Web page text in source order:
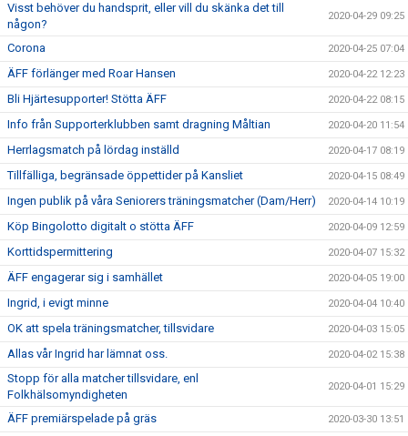
Visst behöver du handsprit, eller vill du skänka det till
någon?
2020-04-29 09:25
Corona 2020-04-25 07:04
ÄFF förlänger med Roar Hansen 2020-04-22 12:23
Bli Hjärtesupporter! Stötta ÄFF 2020-04-22 08:15
Info från Supporterklubben samt dragning Måltian 2020-04-20 11:54
Herrlagsmatch på lördag inställd 2020-04-17 08:19
Tillfälliga, begränsade öppettider på Kansliet 2020-04-15 08:49
Ingen publik på våra Seniorers träningsmatcher (Dam/Herr) 2020-04-14 10:19
Köp Bingolotto digitalt o stötta ÄFF 2020-04-09 12:59
Korttidspermittering 2020-04-07 15:32
ÄFF engagerar sig i samhället 2020-04-05 19:00
Ingrid, i evigt minne 2020-04-04 10:40
OK att spela träningsmatcher, tillsvidare 2020-04-03 15:05
Allas vår Ingrid har lämnat oss. 2020-04-02 15:38
Stopp för alla matcher tillsvidare, enl
Folkhälsomyndigheten
2020-04-01 15:29
ÄFF premiärspelade på gräs 2020-03-30 13:51